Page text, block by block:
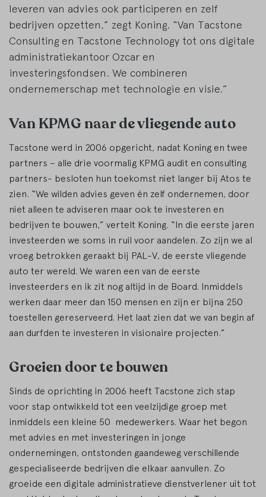
leveren van advies ook participeren en zelf
bedrijven opzetten,” zegt Koning. “Van Tacstone
Consulting en Tacstone Technology tot ons digitale
administratiekantoor Ozcar en
investeringsfondsen. We combineren
ondernemerschap met technologie en visie.”
Van KPMG naar de vliegende auto
Tacstone werd in 2006 opgericht, nadat Koning en twee
partners – alle drie voormalig KPMG audit en consulting
partners- besloten hun toekomst niet langer bij Atos te
zien. “We wilden advies geven én zelf ondernemen, door
niet alleen te adviseren maar ook te investeren en
bedrijven te bouwen,” vertelt Koning. “In die eerste jaren
investeerden we soms in ruil voor aandelen. Zo zijn we al
vroeg betrokken geraakt bij PAL-V, de eerste vliegende
auto ter wereld. We waren een van de eerste
investeerders en ik zit nog altijd in de Board. Inmiddels
werken daar meer dan 150 mensen en zijn er bijna 250
toestellen gereserveerd. Het laat zien dat we van begin af
aan durfden te investeren in visionaire projecten.”
Groeien door te bouwen
Sinds de oprichting in 2006 heeft Tacstone zich stap
voor stap ontwikkeld tot een veelzijdige groep met
inmiddels een kleine 50 medewerkers. Waar het begon
met advies en met investeringen in jonge
ondernemingen, ontstonden gaandeweg verschillende
gespecialiseerde bedrijven die elkaar aanvullen. Zo
groeide een digitale administratieve dienstverlener uit tot